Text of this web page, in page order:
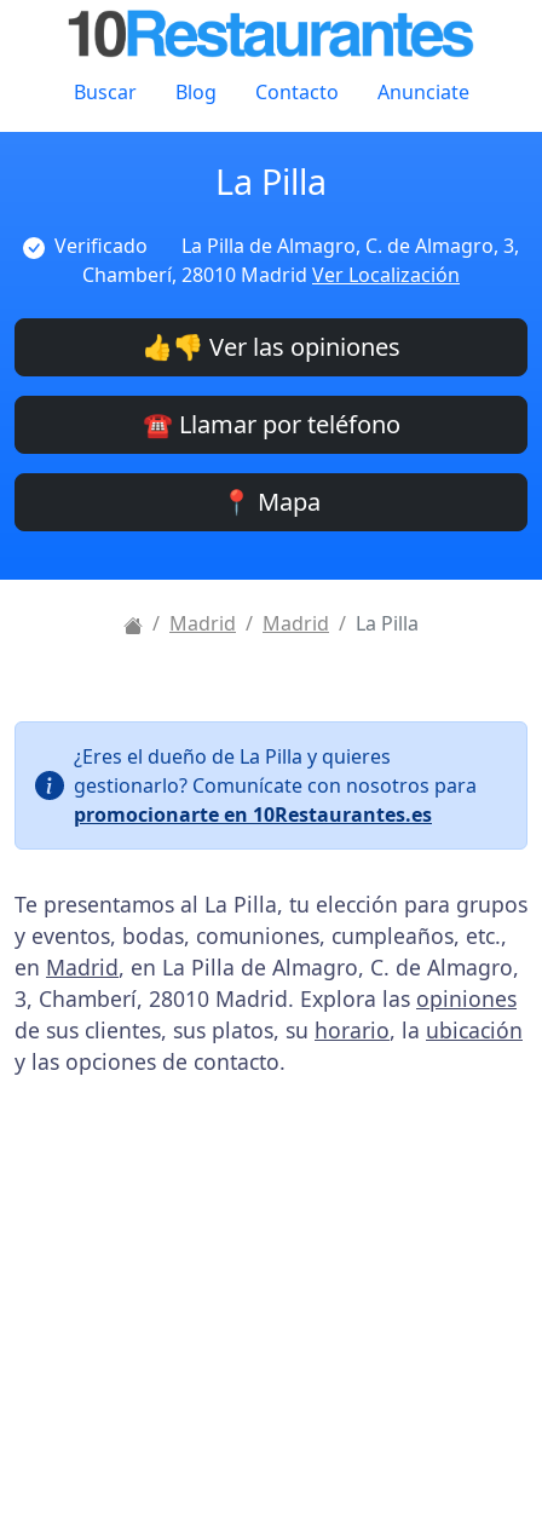
Buscar Blog Contacto Anunciate
La Pilla
Verificado
La Pilla de Almagro, C. de Almagro, 3,
Chamberí, 28010 Madrid Ver Localización
👍👎 Ver las opiniones
☎️ Llamar por teléfono
📍 Mapa
Madrid Madrid La Pilla
¿Eres el dueño de La Pilla y quieres
gestionarlo? Comunícate con nosotros para
promocionarte en 10Restaurantes.es
Te presentamos al La Pilla, tu elección para grupos
y eventos, bodas, comuniones, cumpleaños, etc.,
en Madrid, en La Pilla de Almagro, C. de Almagro,
3, Chamberí, 28010 Madrid. Explora las opiniones
de sus clientes, sus platos, su horario, la ubicación
y las opciones de contacto.